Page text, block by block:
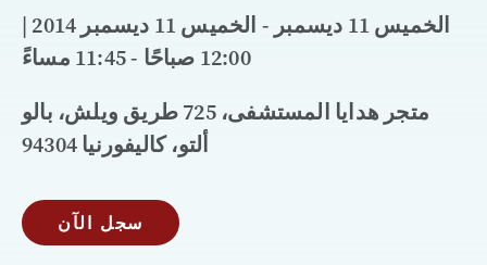
الخميس 11 ديسمبر - الخميس 11 ديسمبر 2014 |
12:00 صباحًا - 11:45 مساءً
متجر هدايا المستشفى، 725 طريق ويلش، بالو
ألتو، كاليفورنيا 94304
سجل الآن